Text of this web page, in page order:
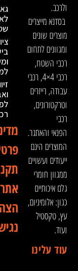
ולרכב.
בסדנא מייצרים
מוצרים שונים
ומגוונים לתחום
רכבי השטח,
רכבי 4×4, רכבי
עבודה, רייזרים
וטרקטורונים,
רכבי
הפנאי והאתגר.
המוצרים הינם
ייעודים ועשויים
ממגוון חומרי
גלם איכותיים
כגון: אלומיניום,
עץ, טקסטיל
ועוד.
עוד עלינו
אתר